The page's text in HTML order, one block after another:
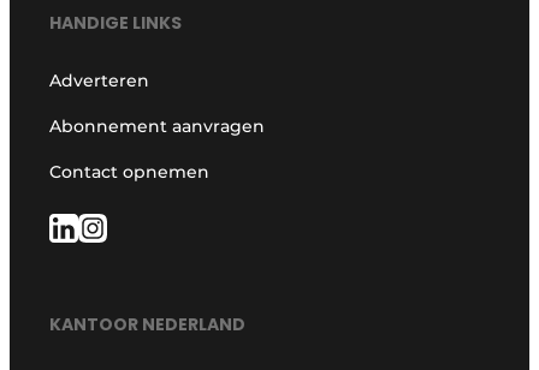
HANDIGE LINKS
Adverteren
Abonnement aanvragen
Contact opnemen
KANTOOR NEDERLAND